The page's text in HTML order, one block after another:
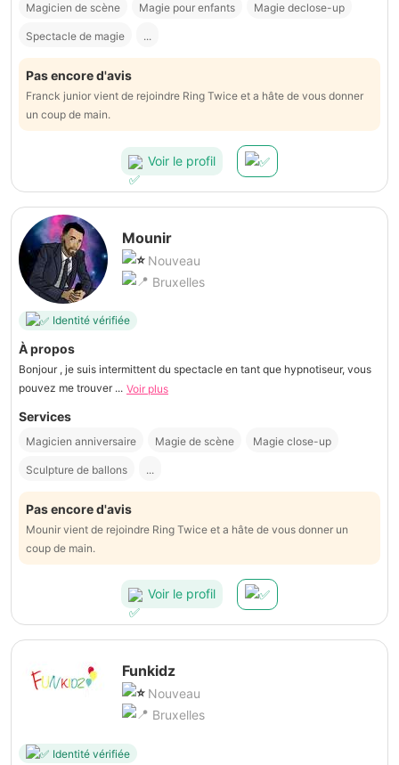
Magicien de scène Magie pour enfants Magie declose-up
Spectacle de magie ...
Pas encore d'avis
Franck junior vient de rejoindre Ring Twice et a hâte de vous donner
un coup de main.
Voir le profil
Mounir
Nouveau
Bruxelles
Identité vérifiée
À propos
Bonjour , je suis intermittent du spectacle en tant que hypnotiseur, vous
pouvez me trouver ... Voir plus
Services
Magicien anniversaire Magie de scène Magie close-up
Sculpture de ballons ...
Pas encore d'avis
Mounir vient de rejoindre Ring Twice et a hâte de vous donner un
coup de main.
Voir le profil
Funkidz
Nouveau
Bruxelles
Identité vérifiée